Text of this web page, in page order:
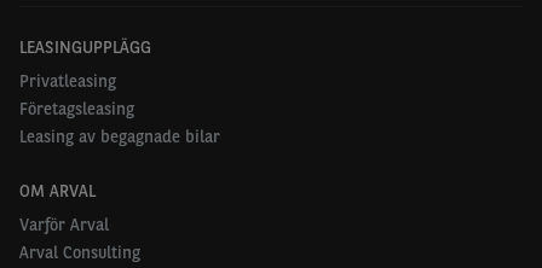
LEASINGUPPLÄGG
Privatleasing
Företagsleasing
Leasing av begagnade bilar
OM ARVAL
Varför Arval
Arval Consulting